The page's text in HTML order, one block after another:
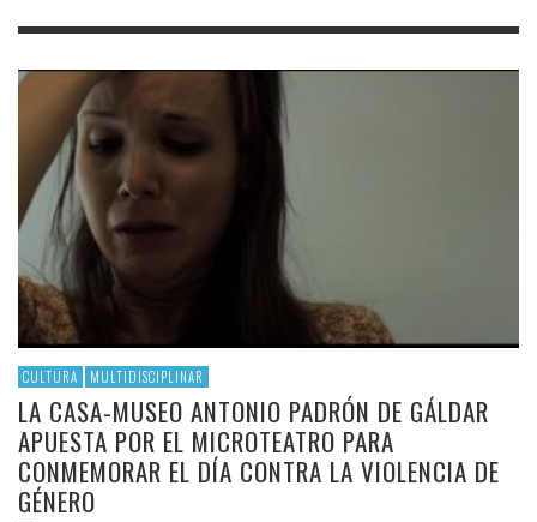
CULTURA MULTIDISCIPLINAR
LA CASA-MUSEO ANTONIO PADRÓN DE GÁLDAR
APUESTA POR EL MICROTEATRO PARA
CONMEMORAR EL DÍA CONTRA LA VIOLENCIA DE
GÉNERO